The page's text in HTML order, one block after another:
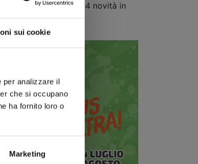
sui cookie
per analizzare il
che si occupano
ha fornito loro o
Marketing
speciale e ben 4 novità in